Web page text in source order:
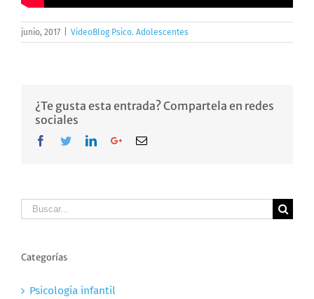
junio, 2017 VideoBlog Psico. Adolescentes
¿Te gusta esta entrada? Compartela en redes
sociales
Facebook
TwitterLinkedInGoogle+Email
Buscar
Categorías
Psicología infantil